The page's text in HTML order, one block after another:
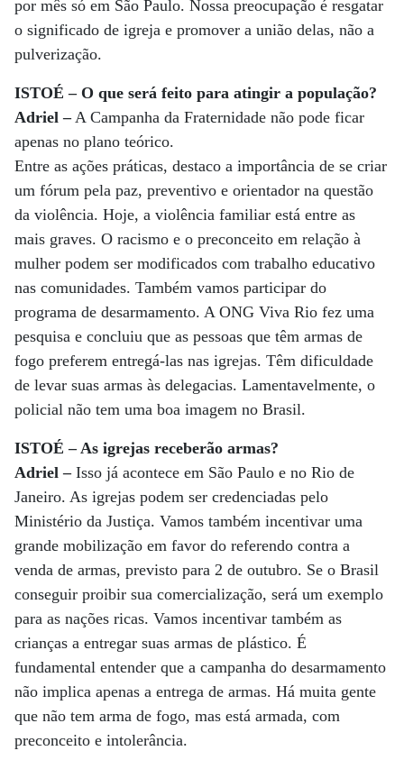
por mês só em São Paulo. Nossa preocupação é resgatar
o significado de igreja e promover a união delas, não a
pulverização.
ISTOÉ – O que será feito para atingir a população?
Adriel –A Campanha da Fraternidade não pode ficar
apenas no plano teórico.
Entre as ações práticas, destaco a importância de se criar
um fórum pela paz, preventivo e orientador na questão
da violência. Hoje, a violência familiar está entre as
mais graves. O racismo e o preconceito em relação à
mulher podem ser modificados com trabalho educativo
nas comunidades. Também vamos participar do
programa de desarmamento. A ONG Viva Rio fez uma
pesquisa e concluiu que as pessoas que têm armas de
fogo preferem entregá-las nas igrejas. Têm dificuldade
de levar suas armas às delegacias. Lamentavelmente, o
policial não tem uma boa imagem no Brasil.
ISTOÉ – As igrejas receberão armas?
Adriel –Isso já acontece em São Paulo e no Rio de
Janeiro. As igrejas podem ser credenciadas pelo
Ministério da Justiça. Vamos também incentivar uma
grande mobilização em favor do referendo contra a
venda de armas, previsto para 2 de outubro. Se o Brasil
conseguir proibir sua comercialização, será um exemplo
para as nações ricas. Vamos incentivar também as
crianças a entregar suas armas de plástico. É
fundamental entender que a campanha do desarmamento
não implica apenas a entrega de armas. Há muita gente
que não tem arma de fogo, mas está armada, com
preconceito e intolerância.